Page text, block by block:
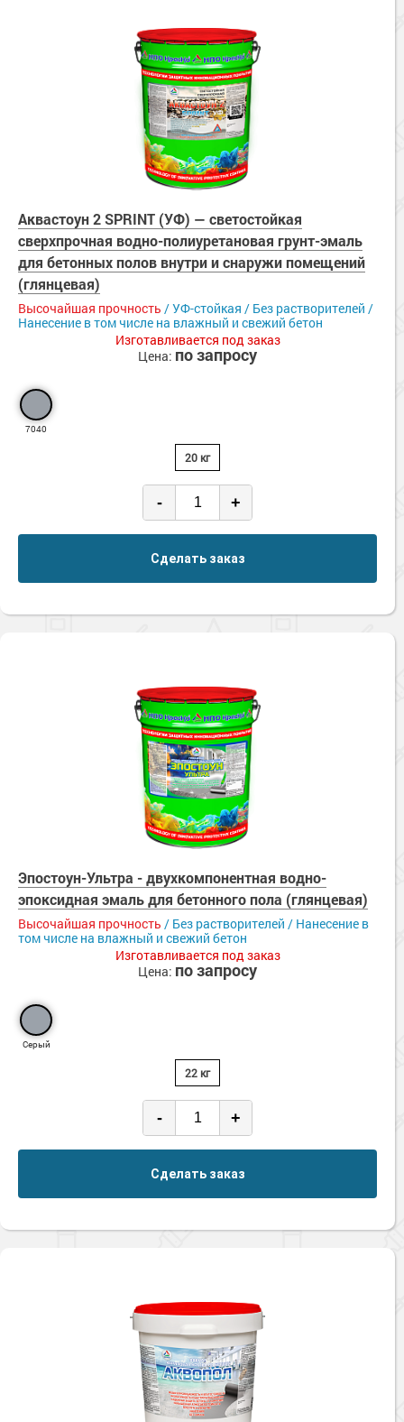
Аквастоун 2 SPRINT (УФ) — светостойкая
сверхпрочная водно-полиуретановая грунт-эмаль
для бетонных полов внутри и снаружи помещений
(глянцевая)
Высочайшая прочность / УФ-стойкая / Без растворителей /
Нанесение в том числе на влажный и свежий бетон
Изготавливается под заказ
Цена: по запросу
7040
20 кг
- +
Сделать заказ
Эпостоун-Ультра - двухкомпонентная водно-
эпоксидная эмаль для бетонного пола (глянцевая)
Высочайшая прочность / Без растворителей / Нанесение в
том числе на влажный и свежий бетон
Изготавливается под заказ
Цена: по запросу
Серый
22 кг
- +
Сделать заказ